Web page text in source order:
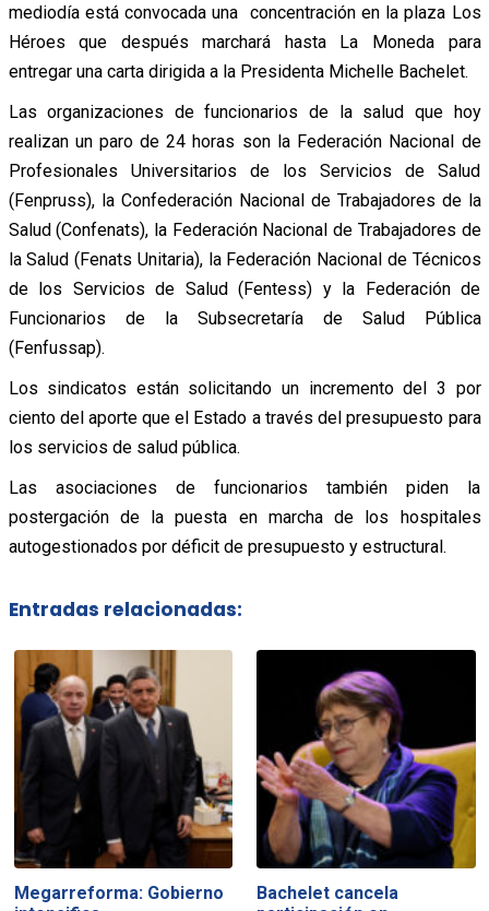
mediodía está convocada una concentración en la plaza Los
Héroes que después marchará hasta La Moneda para
entregar una carta dirigida a la Presidenta Michelle Bachelet.
Las organizaciones de funcionarios de la salud que hoy
realizan un paro de 24 horas son la Federación Nacional de
Profesionales Universitarios de los Servicios de Salud
(Fenpruss), la Confederación Nacional de Trabajadores de la
Salud (Confenats), la Federación Nacional de Trabajadores de
la Salud (Fenats Unitaria), la Federación Nacional de Técnicos
de los Servicios de Salud (Fentess) y la Federación de
Funcionarios de la Subsecretaría de Salud Pública
(Fenfussap).
Los sindicatos están solicitando un incremento del 3 por
ciento del aporte que el Estado a través del presupuesto para
los servicios de salud pública.
Las asociaciones de funcionarios también piden la
postergación de la puesta en marcha de los hospitales
autogestionados por déficit de presupuesto y estructural.
Entradas relacionadas:
Megarreforma: Gobierno
Bachelet cancela